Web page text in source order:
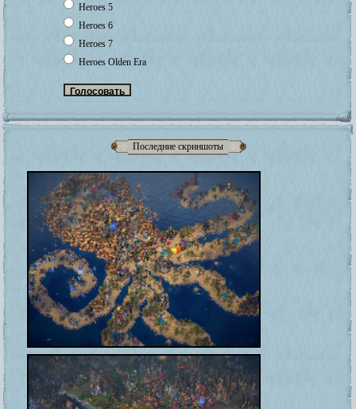
Heroes 5
Heroes 6
Heroes 7
Heroes Olden Era
Последние скриншоты